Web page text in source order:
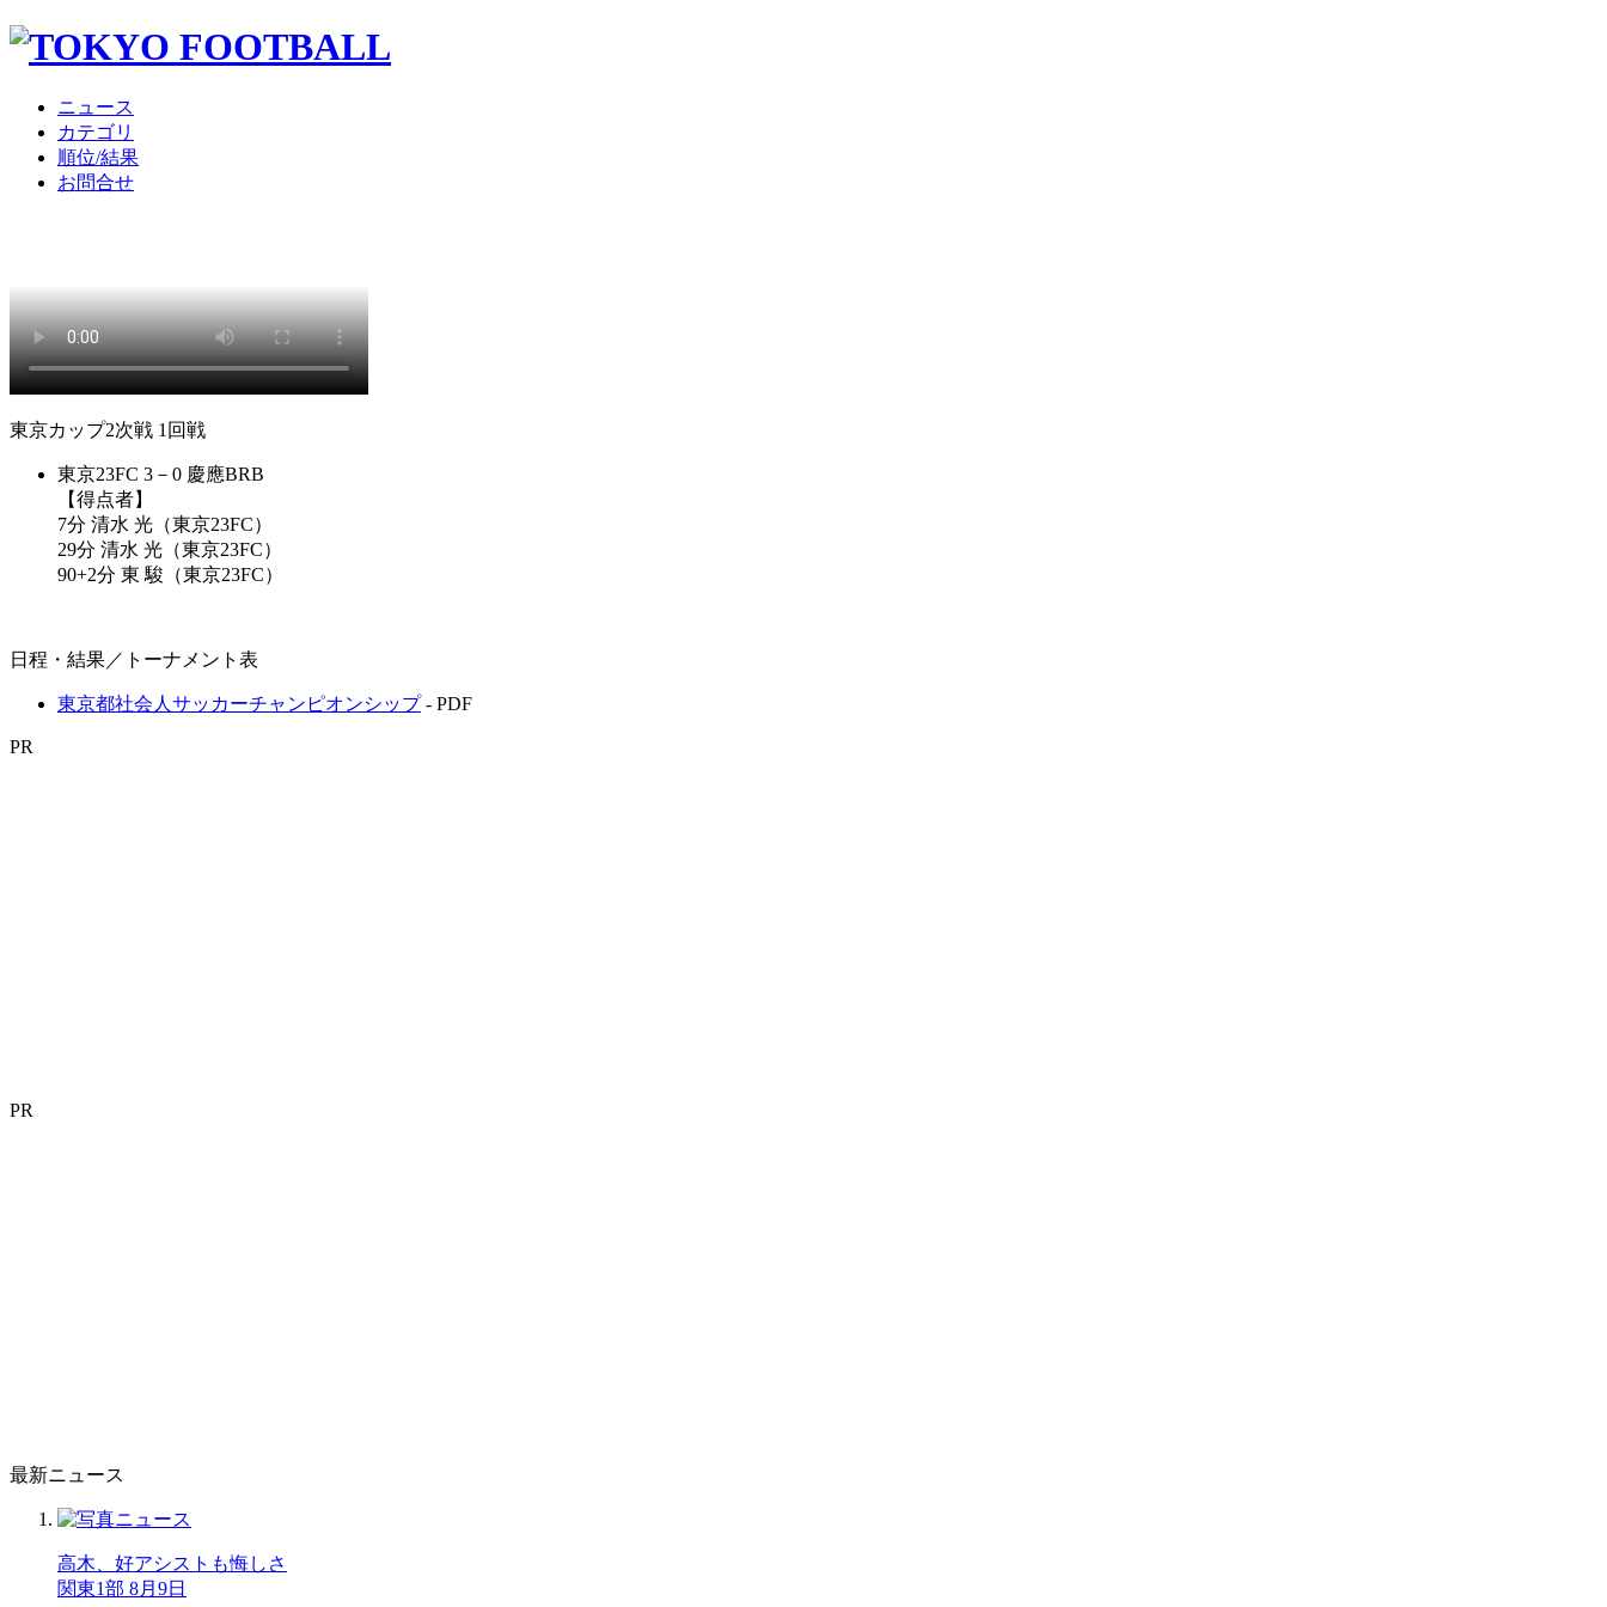
ニュース
カテゴリ
順位/結果
お問合せ
東京カップ2次戦 1回戦
東京23FC 3－0 慶應BRB
【得点者】
7分 清水 光（東京23FC）
29分 清水 光（東京23FC）
90+2分 東 駿（東京23FC）
日程・結果／トーナメント表
東京都社会人サッカーチャンピオンシップ- PDF
PR
PR
最新ニュース
高木、好アシストも悔しさ
関東1部 8月9日